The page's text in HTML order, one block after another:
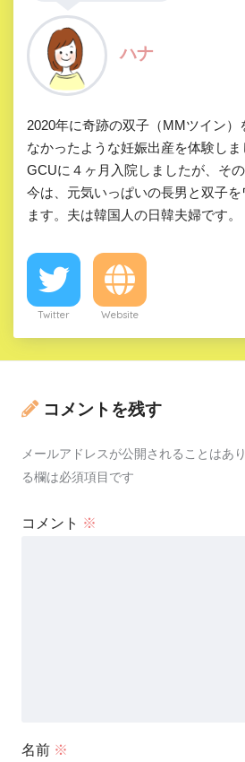
ハナ
2020年に奇跡の双子（MMツイン
なかったような妊娠出産を体験し
GCUに４ヶ月入院しましたが、その
今は、元気いっぱいの長男と双子
ます。夫は韓国人の日韓夫婦です。
Twitter Website
コメントを残す
メールアドレスが公開されることはあり
る欄は必須項目です
コメント ※
名前 ※